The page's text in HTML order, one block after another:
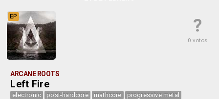
?
0 votos
EP
ARCANE ROOTS
Left Fire
electronic post-hardcore mathcore progressive metal